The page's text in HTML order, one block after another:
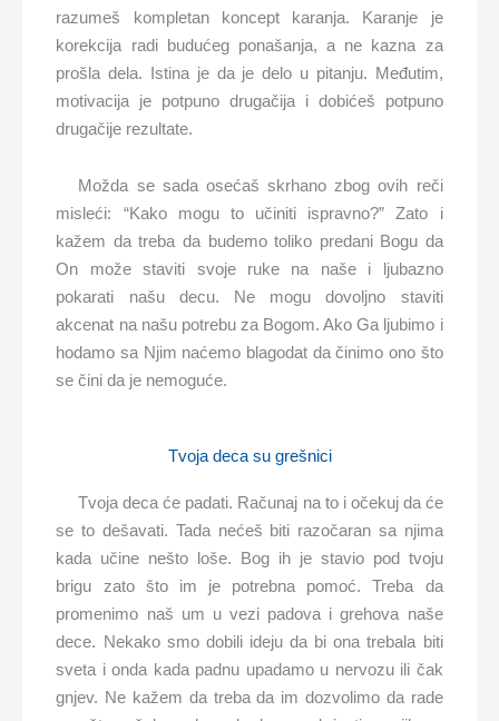
razumeš kompletan koncept karanja. Karanje je
korekcija radi budućeg ponašanja, a ne kazna za
prošla dela. Istina je da je delo u pitanju. Međutim,
motivacija je potpuno drugačija i dobićeš potpuno
drugačije rezultate.
Možda se sada osećaš skrhano zbog ovih reči
misleći: “Kako mogu to učiniti ispravno?” Zato i
kažem da treba da budemo toliko predani Bogu da
On može staviti svoje ruke na naše i ljubazno
pokarati našu decu. Ne mogu dovoljno staviti
akcenat na našu potrebu za Bogom. Ako Ga ljubimo i
hodamo sa Njim naćemo blagodat da činimo ono što
se čini da je nemoguće.
Tvoja deca su grešnici
Tvoja deca će padati. Računaj na to i očekuj da će
se to dešavati. Tada nećeš biti razočaran sa njima
kada učine nešto loše. Bog ih je stavio pod tvoju
brigu zato što im je potrebna pomoć. Treba da
promenimo naš um u vezi padova i grehova naše
dece. Nekako smo dobili ideju da bi ona trebala biti
sveta i onda kada padnu upadamo u nervozu ili čak
gnjev. Ne kažem da treba da im dozvolimo da rade